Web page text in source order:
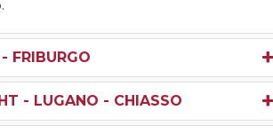
FRIBURGO
- LUGANO - CHIASSO